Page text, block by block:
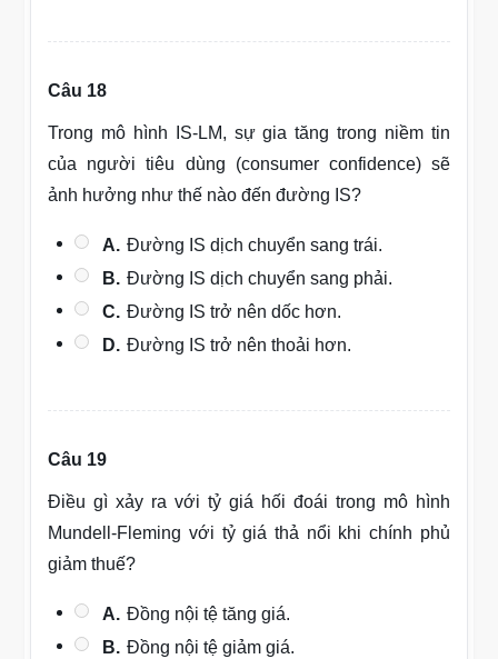
Câu 18
Trong mô hình IS-LM, sự gia tăng trong niềm tin
của người tiêu dùng (consumer confidence) sẽ
ảnh hưởng như thế nào đến đường IS?
A. Đường IS dịch chuyển sang trái.
B. Đường IS dịch chuyển sang phải.
C. Đường IS trở nên dốc hơn.
D. Đường IS trở nên thoải hơn.
Câu 19
Điều gì xảy ra với tỷ giá hối đoái trong mô hình
Mundell-Fleming với tỷ giá thả nổi khi chính phủ
giảm thuế?
A. Đồng nội tệ tăng giá.
B. Đồng nội tệ giảm giá.